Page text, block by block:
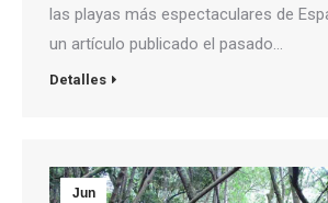
las playas más espectaculares de
un artículo publicado el pasado…
Detalles
Jun